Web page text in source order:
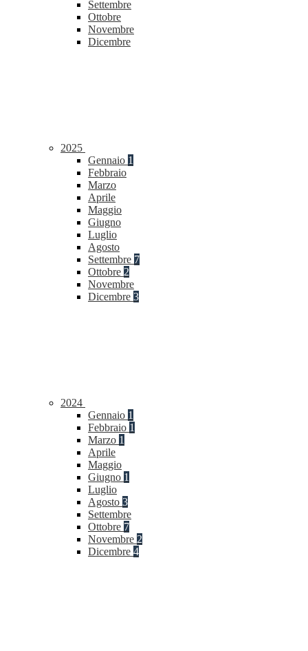
Settembre
Ottobre
Novembre
Dicembre
2025
Gennaio 1
Febbraio
Marzo
Aprile
Maggio
Giugno
Luglio
Agosto
Settembre 7
Ottobre 2
Novembre
Dicembre 3
2024
Gennaio 1
Febbraio 1
Marzo 1
Aprile
Maggio
Giugno 1
Luglio
Agosto 3
Settembre
Ottobre 7
Novembre 2
Dicembre 4